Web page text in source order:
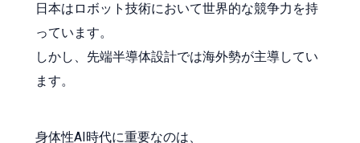
日本はロボット技術において世界的な競争力を持
っています。
しかし、先端半導体設計では海外勢が主導してい
ます。
身体性AI時代に重要なのは、